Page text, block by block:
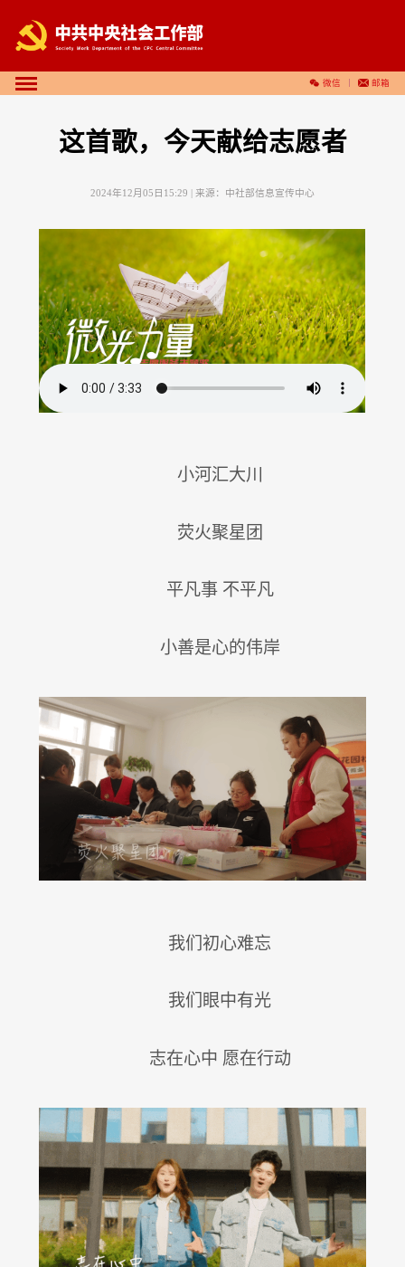
微信 邮箱
这首歌，今天献给志愿者
2024年12月05日15:29 | 来源： 中社部信息宣传中心
小河汇大川
荧火聚星团
平凡事 不平凡
小善是心的伟岸
我们初心难忘
我们眼中有光
志在心中 愿在行动